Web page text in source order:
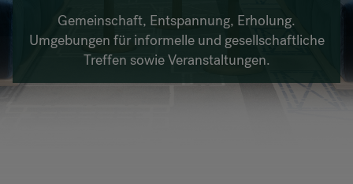
Über Flokk
Gemeinschaft, Entspannung, Erholung.
Umgebungen für informelle und gesellschaftliche
Treffen sowie Veranstaltungen.